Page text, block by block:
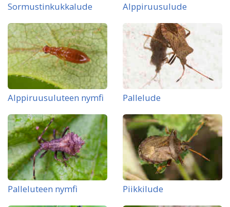
Sormustinkukkalude Alppiruusulude
Alppiruusuluteen nymfi Pallelude
Palleluteen nymfi Piikkilude